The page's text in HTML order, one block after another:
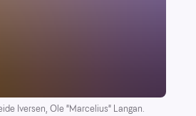
Iversen, Ole "Marcelius" Langan.